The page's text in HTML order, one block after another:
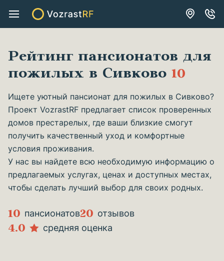
Рейтинг пансионатов для
пожилых в Сивково 10
Ищете уютный пансионат для пожилых в Сивково?
Проект VozrastRF предлагает список проверенных
домов престарелых, где ваши близкие смогут
получить качественный уход и комфортные
условия проживания.
У нас вы найдете всю необходимую информацию о
предлагаемых услугах, ценах и доступных местах,
чтобы сделать лучший выбор для своих родных.
10 пансионатов20 отзывов
4.0 средняя оценка